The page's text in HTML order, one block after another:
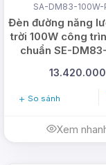
SA-DM83-100W-
Đèn đường năng
trời 100W công
chuẩn SE-
13.420.000
So sánh
Xem